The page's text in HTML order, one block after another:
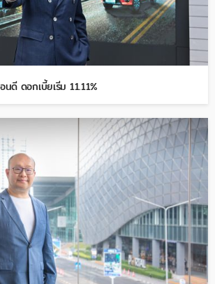
ดี ดอกเบี้ยเริ่ม 11.11%